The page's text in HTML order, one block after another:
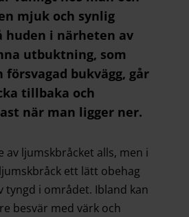
mjuk och synlig
huden i närheten av
utbuktning, som
försvagad bukvägg, går
tillbaka och
när man ligger ner.
av ljumskbråcket alls, men i
ett lätt obehag
tyngd i området. Ibland kan
besvär med värk och